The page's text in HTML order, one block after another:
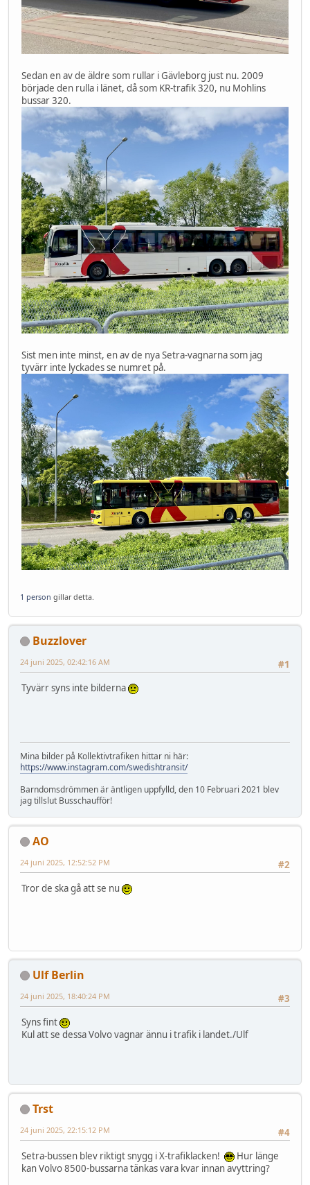
Sedan en av de äldre som rullar i Gävleborg just nu. 2009
började den rulla i länet, då som KR-trafik 320, nu Mohlins
bussar 320.
Sist men inte minst, en av de nya Setra-vagnarna som jag
tyvärr inte lyckades se numret på.
1 person gillar detta.
Buzzlover
#1
24 juni 2025, 02:42:16 AM
Tyvärr syns inte bilderna
Mina bilder på Kollektivtrafiken hittar ni här:
https://www.instagram.com/swedishtransit/
Barndomsdrömmen är äntligen uppfylld, den 10 Februari 2021 blev
jag tillslut Busschaufför!
AO
#2
24 juni 2025, 12:52:52 PM
Tror de ska gå att se nu
Ulf Berlin
#3
24 juni 2025, 18:40:24 PM
Syns fint
Kul att se dessa Volvo vagnar ännu i trafik i landet./Ulf
Trst
#4
24 juni 2025, 22:15:12 PM
Setra-bussen blev riktigt snygg i X-trafiklacken!
Hur länge
kan Volvo 8500-bussarna tänkas vara kvar innan avyttring?